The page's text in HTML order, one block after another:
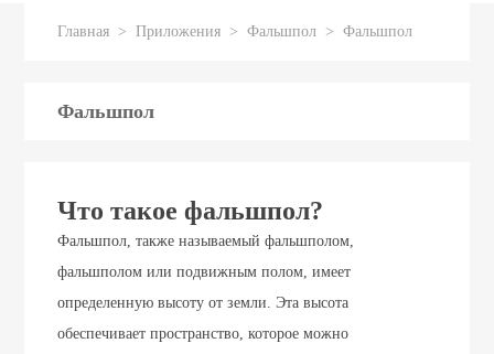
Главная > Приложения > Фальшпол > Фальшпол
Фальшпол
Что такое фальшпол?
Фальшпол, также называемый фальшполом,
фальшполом или подвижным полом, имеет
определенную высоту от земли. Эта высота
обеспечивает пространство, которое можно